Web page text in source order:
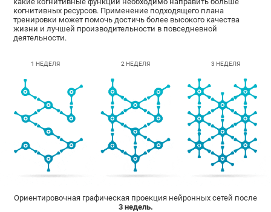
когнитивных ресурсов. Применение подходящего плана
тренировки может помочь достичь более высокого качества
жизни и лучшей производительности в повседневной
деятельности.
1 НЕДЕЛЯ 2 НЕДЕЛЯ 3 НЕДЕЛЯ
Ориентировочная графическая проекция нейронных сетей после
3 недель.